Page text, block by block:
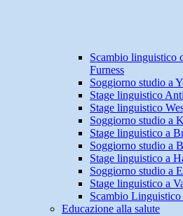
Scambio linguistico
Furness
Soggiorno studio a
Stage linguistico
Stage linguistico
Soggiorno studio a
Stage linguistico a
Soggiorno studio a
Stage linguistico a
Soggiorno studio a
Stage linguistico a
Scambio
Educazione alla salute